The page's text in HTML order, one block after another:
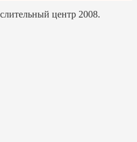
центр 2008.